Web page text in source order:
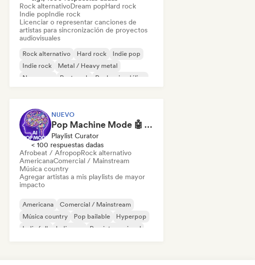
Rock alternativoDream popHard rock
Indie popIndie rock
Licenciar o representar canciones de
artistas para sincronización de proyectos
audiovisuales
Rock alternativo Hard rock
Indie pop
Indie rock
Metal / Heavy metal
New wave
Post punk Rock psicodélico
NUEVO
Pop Machine Mode 🤖 AI Music, Indie Pop & Dream Pop
Playlist Curator
< 100 respuestas dadas
Afrobeat / AfropopRock alternativo
AmericanaComercial / Mainstream
Música country
Agregar artistas a mis playlists de mayor
impacto
Americana
Comercial / Mainstream
Música country
Pop bailable
Hyperpop
Indie folk
Indie pop Pop internacional